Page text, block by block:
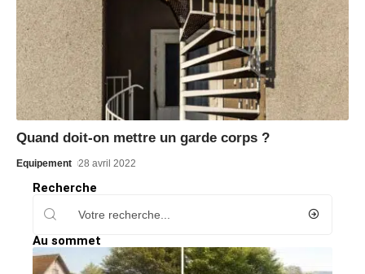
Quand doit-on mettre un garde corps ?
Equipement 28 avril 2022
Recherche
Au sommet